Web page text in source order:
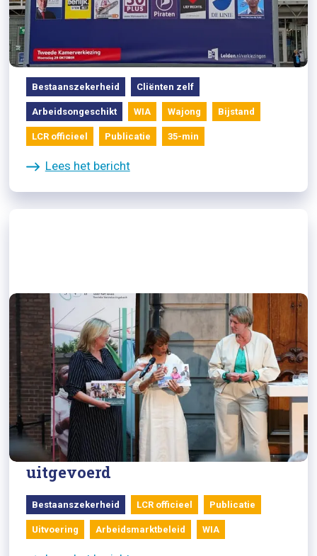
06/11/2025
Oproep Landelijke Cliëntenraad
aan de politiek
Bestaanszekerheid Cliënten zelf
Arbeidsongeschikt WIA Wajong Bijstand
LCR officieel Publicatie 35-min
Lees het bericht
04/06/2025
Knelpuntenbrief LCR:
Hervormingen worden niet
uitgevoerd
Bestaanszekerheid LCR officieel Publicatie
Uitvoering Arbeidsmarktbeleid WIA